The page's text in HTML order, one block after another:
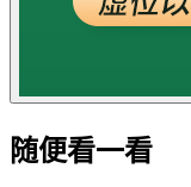
随便看一看